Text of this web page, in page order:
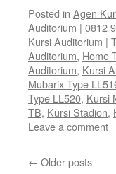
Posted in Agen
Auditorium | 0812
Kursi Auditorium |
Auditorium, Home
Auditorium, Kursi
Mubarix Type
Type LL520, Kursi
TB, Kursi Stadion,
Leave a comment
← Older posts